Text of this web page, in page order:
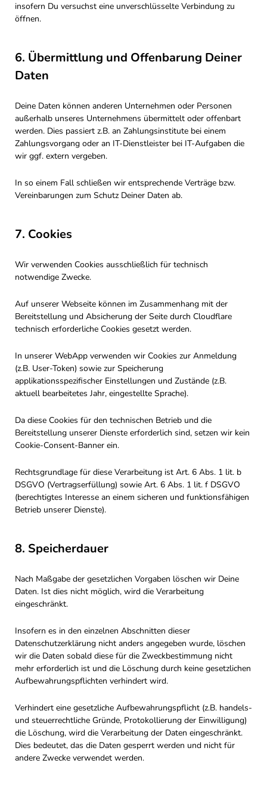
insofern Du versuchst eine unverschlüsselte Verbindung zu
öffnen.
6. Übermittlung und Offenbarung Deiner
Daten
Deine Daten können anderen Unternehmen oder Personen
außerhalb unseres Unternehmens übermittelt oder offenbart
werden. Dies passiert z.B. an Zahlungsinstitute bei einem
Zahlungsvorgang oder an IT-Dienstleister bei IT-Aufgaben die
wir ggf. extern vergeben.
In so einem Fall schließen wir entsprechende Verträge bzw.
Vereinbarungen zum Schutz Deiner Daten ab.
7. Cookies
Wir verwenden Cookies ausschließlich für technisch
notwendige Zwecke.
Auf unserer Webseite können im Zusammenhang mit der
Bereitstellung und Absicherung der Seite durch Cloudflare
technisch erforderliche Cookies gesetzt werden.
In unserer WebApp verwenden wir Cookies zur Anmeldung
(z.B. User-Token) sowie zur Speicherung
applikationsspezifischer Einstellungen und Zustände (z.B.
aktuell bearbeitetes Jahr, eingestellte Sprache).
Da diese Cookies für den technischen Betrieb und die
Bereitstellung unserer Dienste erforderlich sind, setzen wir kein
Cookie-Consent-Banner ein.
Rechtsgrundlage für diese Verarbeitung ist Art. 6 Abs. 1 lit. b
DSGVO (Vertragserfüllung) sowie Art. 6 Abs. 1 lit. f DSGVO
(berechtigtes Interesse an einem sicheren und funktionsfähigen
Betrieb unserer Dienste).
8. Speicherdauer
Nach Maßgabe der gesetzlichen Vorgaben löschen wir Deine
Daten. Ist dies nicht möglich, wird die Verarbeitung
eingeschränkt.
Insofern es in den einzelnen Abschnitten dieser
Datenschutzerklärung nicht anders angegeben wurde, löschen
wir die Daten sobald diese für die Zweckbestimmung nicht
mehr erforderlich ist und die Löschung durch keine gesetzlichen
Aufbewahrungspflichten verhindert wird.
Verhindert eine gesetzliche Aufbewahrungspflicht (z.B. handels-
und steuerrechtliche Gründe, Protokollierung der Einwilligung)
die Löschung, wird die Verarbeitung der Daten eingeschränkt.
Dies bedeutet, das die Daten gesperrt werden und nicht für
andere Zwecke verwendet werden.